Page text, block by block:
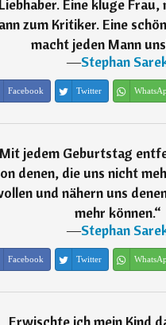
Liebhaber. Eine kluge Frau,
zum Kritiker. Eine
macht jeden Mann
―Stephan
Facebook Twitter
Mit jedem Geburtstag
denen, die uns nicht
und nähern uns
mehr können.“
―Stephan
Facebook Twitter